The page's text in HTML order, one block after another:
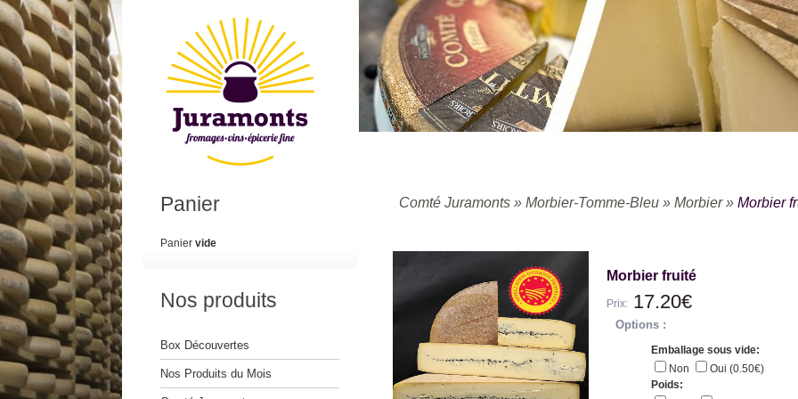
Comté Juramonts » Morbier-Tomme-Bleu » Morbier» Morbier
Morbier fruité
Prix: 17.20€
Options :
Emballage sous vide:
Non
Oui (0.50€)
Poids:
Panier
Panier vide
Nos produits
Box Découvertes
Nos Produits du Mois